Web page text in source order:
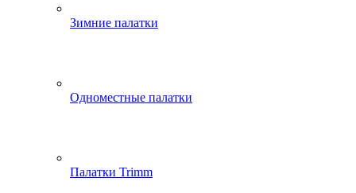
Зимние палатки
Одноместные палатки
Палатки Trimm